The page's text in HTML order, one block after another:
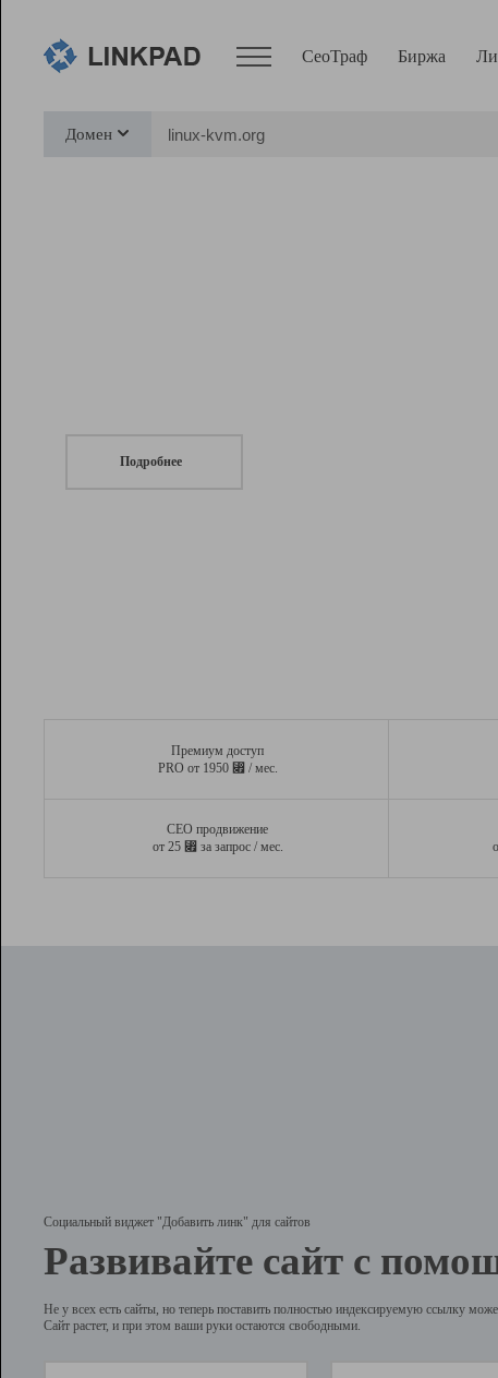
СеоТраф Биржа
Домен
Подробнее
Премиум доступ
PRO от 1950 ⃏ / мес.
СЕО продвижение
от 25 ⃏ за запрос / мес.
Социальный виджет "Добавить линк" для сайтов
Развивайте сайт с
Не у всех есть сайты, но теперь поставить полностью индексируемую ссылку
Сайт растет, и при этом ваши руки остаются свободными.